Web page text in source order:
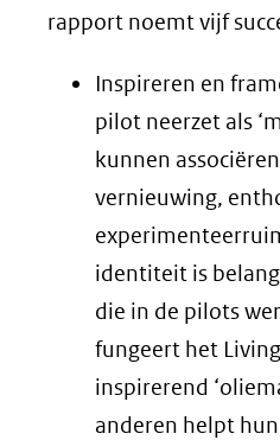
rapport noemt vijf
Inspireren en
pilot neerzet als
kunnen
vernieuwing,
identiteit is
die in de pilots
fungeert het
inspirerend
anderen helpt